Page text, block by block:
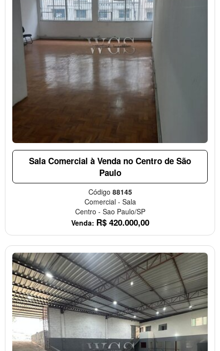
Sala Comercial à Venda no Centro de São
Paulo
Código 88145
Comercial - Sala
Centro - Sao Paulo/SP
Venda: R$ 420.000,00